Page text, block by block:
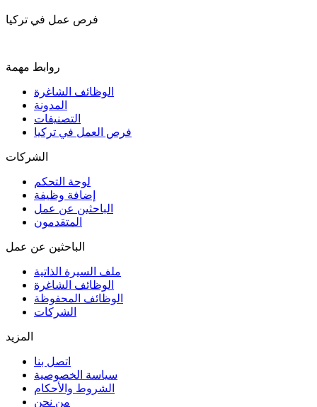
فرص عمل في تركيا
روابط مهمة
الوظائف الشاغرة
المدونة
التصنيفات
فرص العمل في تركيا
الشركات
لوحة التحكم
إضافة وظيفة
الباحثين عن عمل
المتقدمون
الباحثين عن عمل
ملف السيرة الذاتية
الوظائف الشاغرة
الوظائف المحفوظة
الشركات
المزيد
اتصل بنا
سياسة الخصوصية
الشروط والأحكام
من نحن